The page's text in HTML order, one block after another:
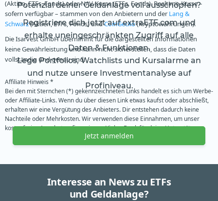
Potenzial deiner Geldanlage voll ausschöpfen?
Registriere dich jetzt auf extraETF.com und
erhalte uneingeschränkten Zugriff auf alle
Daten & Funktionen.
Lege Portfolios, Watchlists und Kursalarme an
und nutze unsere Investmentanalyse auf
Profiniveau.
Jetzt anmelden
(Aktien, ETFs, Fonds) oder NAV-Kurse (ETFs, Fonds). Realtime-Kurse –
sofern verfügbar – stammen von den Anbietern und der Lang &
Schwarz(Aktien, ETFs, Fonds) undCoinGecko(Kryptowährungen).
Die Isarvest GmbH übernimmt für die dargestellten Informationen
keine Gewährleistung und kann nicht sicherstellen, dass die Daten
vollständig und genau sind.
Affiliate Hinweis *
Bei den mit Sternchen (*) gekennzeichneten Links handelt es sich um Werbe-
oder Affiliate-Links. Wenn du über diesen Link etwas kaufst oder abschließt,
erhalten wir eine Vergütung des Anbieters. Dir entstehen dadurch keine
Nachteile oder Mehrkosten. Wir verwenden diese Einnahmen, um unser
kostenfreies Angebot zu finanzieren. Vielen Dank für deine Unterstützung.
Interesse an News zu ETFs
und Geldanlage?